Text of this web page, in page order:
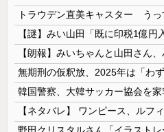
韓国警察、大韓サッカー協会を